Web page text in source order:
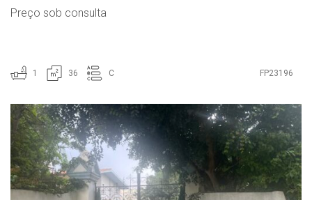
Preço sob consulta
1 36 C FP23196